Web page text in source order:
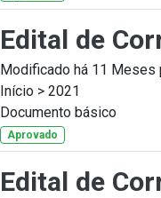
Edital de
Modificado há 11 Meses
Início > 2021
Documento básico
Aprovado
Edital de